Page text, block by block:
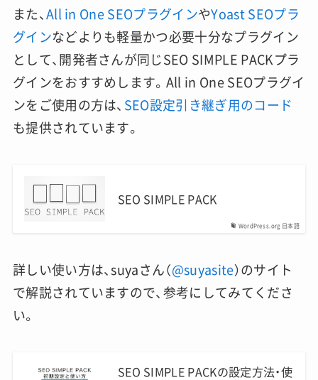
また、All in One SEOプラグインやYoast SEOプラ
グインなどよりも軽量かつ必要十分なプラグイン
として、開発者さんが同じSEO SIMPLE PACKプラ
グインをおすすめします。All in One SEOプラグイ
ンをご使用の方は、 SEO設定引き継ぎ用のコード
も提供されています。
WordPress.org 日本語
SEO SIMPLE PACK
詳しい使い方は、suyaさん（@suyasite）のサイト
で解説されていますので、参考にしてみてくださ
い。
SEO SIMPLE PACKの設定方法・使